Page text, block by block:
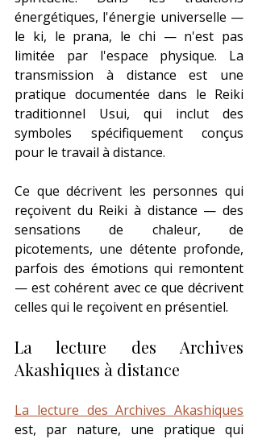
énergétiques, l'énergie universelle —
le ki, le prana, le chi — n'est pas
limitée par l'espace physique. La
transmission à distance est une
pratique documentée dans le Reiki
traditionnel Usui, qui inclut des
symboles spécifiquement conçus
pour le travail à distance.
Ce que décrivent les personnes qui
reçoivent du Reiki à distance — des
sensations de chaleur, de
picotements, une détente profonde,
parfois des émotions qui remontent
— est cohérent avec ce que décrivent
celles qui le reçoivent en présentiel.
La lecture des Archives
Akashiques à distance
La lecture des Archives Akashiques
est, par nature, une pratique qui